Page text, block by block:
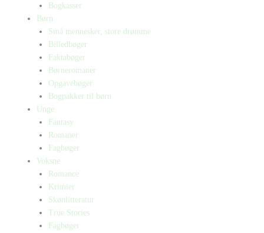
Bogkasser
Børn
Små mennesker, store drømme
Billedbøger
Faktabøger
Børneromaner
Opgavebøger
Bogpakker til børn
Unge
Fantasy
Romaner
Fagbøger
Voksne
Romance
Krimier
Skønlitteratur
True Stories
Fagbøger